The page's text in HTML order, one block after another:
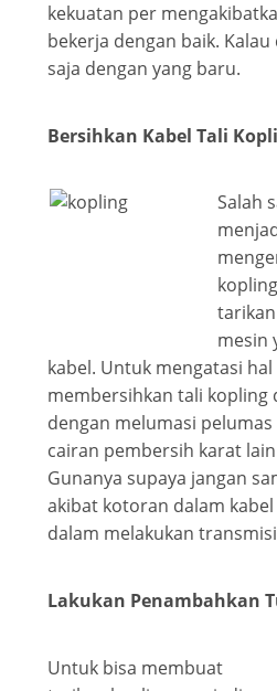
kekuatan per
bekerja dengan baik.
saja dengan yang baru.
Bersihkan Kabel Tali
Salah
mesin
kabel. Untuk mengatasi
membersihkan tali kopling
dengan melumasi
cairan pembersih karat
Gunanya supaya jangan
akibat kotoran dalam
dalam melakukan
Lakukan Penambahkan
Untuk bisa membuat